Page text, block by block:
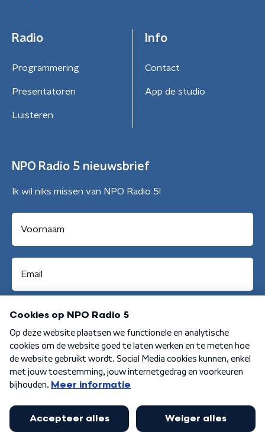
Radio
Programmering
Presentatoren
Luisteren
Info
Contact
App de studio
NPO Radio 5 nieuwsbrief
Ik wil niks missen van NPO Radio 5!
Aanmelden
Algemene voorwaarden